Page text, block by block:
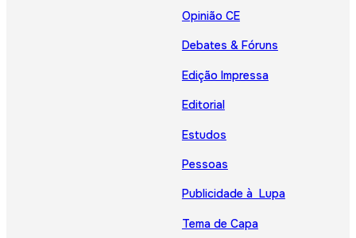
Opinião CE
Debates & Fóruns
Edição Impressa
Editorial
Estudos
Pessoas
Publicidade à Lupa
Tema de Capa